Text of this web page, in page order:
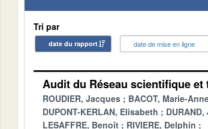
Tri par
date du rapport date de mise en ligne
Audit du Réseau scientifique et
ROUDIER, Jacques BACOT, Marie-
DUPONT-KERLAN, Elisabeth
DURAND,
LESAFFRE, Benoît
RIVIERE, Delphin